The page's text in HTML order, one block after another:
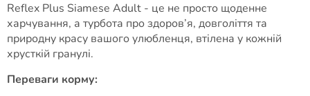
Reflex Plus Siamese Adult - це не просто щоденне
харчування, а турбота про здоров’я, довголіття та
природну красу вашого улюбленця, втілена у кожній
хрусткій гранулі.
Переваги корму: